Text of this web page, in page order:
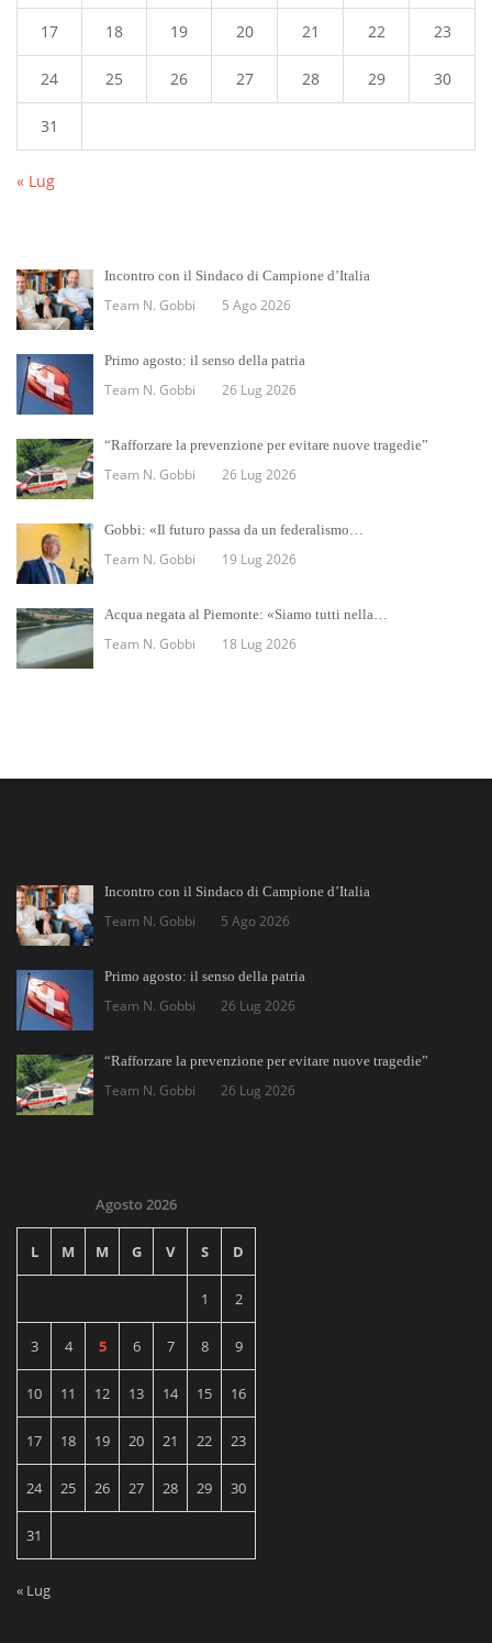
17 18 19 20 21 22 23
24 25 26 27 28 29 30
31
« Lug
Incontro con il Sindaco di Campione d’Italia
Team N. Gobbi 5 Ago 2026
Primo agosto: il senso della patria
Team N. Gobbi 26 Lug 2026
“Rafforzare la prevenzione per evitare nuove tragedie”
Team N. Gobbi 26 Lug 2026
Gobbi: «Il futuro passa da un federalismo…
Team N. Gobbi 19 Lug 2026
Acqua negata al Piemonte: «Siamo tutti nella…
Team N. Gobbi 18 Lug 2026
Incontro con il Sindaco di Campione d’Italia
Team N. Gobbi 5 Ago 2026
Primo agosto: il senso della patria
Team N. Gobbi 26 Lug 2026
“Rafforzare la prevenzione per evitare nuove tragedie”
Team N. Gobbi 26 Lug 2026
Agosto 2026
L M M G V S D
1 2
3 4 5 6 7 8 9
10 11 12 13 14 15 16
17 18 19 20 21 22 23
24 25 26 27 28 29 30
31
« Lug